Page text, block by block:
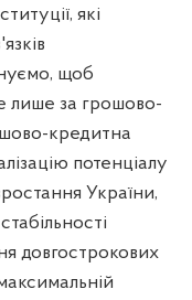
які
щоб
лише за грошово-
кредитна
потенціалу
України,
довгострокових